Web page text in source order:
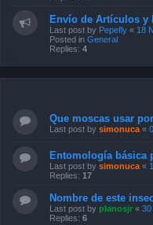
Envío de Artículos y
Last post by Pepefly « 18
Posted in General
Replies: 4
Que moscas usar
Last post by simonuca «
Entomología básica
Last post by simonuca «
Replies: 17
Nombre de este
Last post by planosjr « 30
Replies: 6